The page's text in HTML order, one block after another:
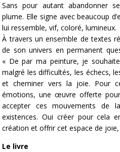
Sans pour autant abandonner
plume. Elle signe avec beaucoup
lui ressemble, vif, coloré, lumineux.
À travers un ensemble de textes
de son univers en permanent
« De par ma peinture, je
malgré les difficultés, les échecs,
et cheminer vers la joie. Pour
émotions, une œuvre offerte
accepter ces mouvements de
existences. Oui créer pour cela
création et offrir cet espace de
Le livre